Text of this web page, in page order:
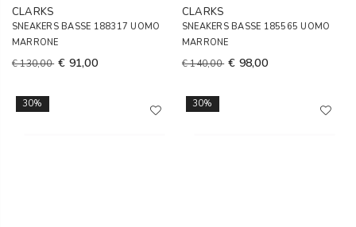
CLARKS
SNEAKERS BASSE 188317 UOMO
MARRONE
€ 130,00 € 91,00
CLARKS
SNEAKERS BASSE 185565 UOMO
MARRONE
€ 140,00 € 98,00
30% 30%